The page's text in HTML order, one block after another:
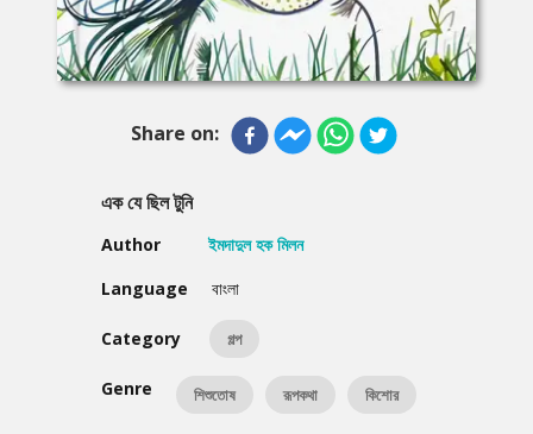
Share on:
এক যে ছিল টুনি
Author
ইমদাদুল হক মিলন
Language
বাংলা
Category গল্প
Genre শিশুতোষ রূপকথা কিশোর